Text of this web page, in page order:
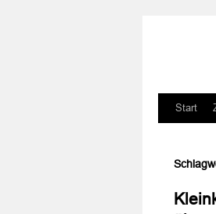
Zum
springen
Start